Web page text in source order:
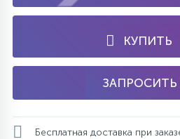
ПОДВЕСНЫЕ
КУПИТЬ
ЗАПРОСИТЬ
Бесплатная доставка при